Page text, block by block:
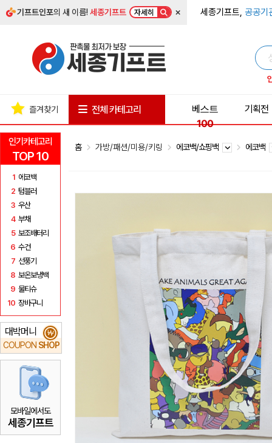
기프트인포의 새 이름!세종기프트 자세히 × 세종기프트, 공공기
인기카테고리
TOP 10
1 에코백
2 텀블러
3 우산
4 부채
5 보조배터리
6 수건
7 선풍기
8 보온보냉백
9 물티슈
10 장바구니
대박머니
COUPON SHOP
₩
모바일에서도
세종기프트
즐겨찾기 전체 카테고리
베스트
100
기획전
홈 가방/패션/미용/키링 에코백/쇼핑백 에코백